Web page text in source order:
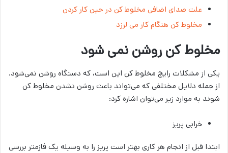
علت صدای اضافی مخلوط کن در حین کار کردن
مخلوط کن هنگام کار می لرزد
مخلوط کن روشن نمی شود
یکی از مشکلات رایج مخلوط کن این است، که دستگاه روشن نمی‌شود.
از جمله دلایل مختلفی که می‌تواند باعث روشن نشدن مخلوط کن
شوند به موارد زیر می‌توان اشاره کرد:
خرابی پریز
ابتدا قبل از انجام هر کاری بهتر است پریز را به وسیله یک فازمتر بررسی